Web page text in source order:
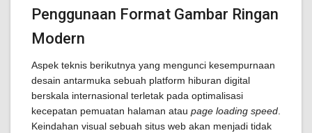
Penggunaan Format Gambar Ringan
Modern
Aspek teknis berikutnya yang mengunci kesempurnaan
desain antarmuka sebuah platform hiburan digital
berskala internasional terletak pada optimalisasi
kecepatan pemuatan halaman atau page loading speed.
Keindahan visual sebuah situs web akan menjadi tidak